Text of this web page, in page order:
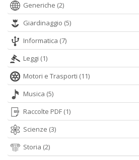
Generiche (2)
Giardinaggio (5)
Informatica (7)
Leggi (1)
Motori e Trasporti (11)
Musica (5)
Raccolte PDF (1)
Scienze (3)
Storia (2)